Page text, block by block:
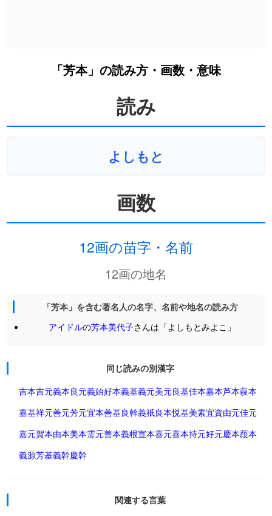
「芳本」の読み方・画数・意味
読み
よしもと
画数
12画の苗字・名前
12画の地名
「芳本」を含む著名人の名字、名前や地名の読み方
アイドルの芳本美代子さんは「よしもとみよこ」
同じ読みの別漢字
吉本吉元義本良元義始好本義基義元美元良基佳本嘉本芦本葭本
嘉基祥元善元芳元宜本善基良幹義祇良本悦基美素宜資由元佳元
嘉元賀本由本美本霊元善本義根宣本喜元喜本持元好元慶本葮本
義源芳基義幹慶幹
関連する言葉